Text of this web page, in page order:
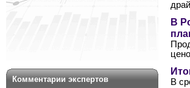
Комментарии экспертов
В
В